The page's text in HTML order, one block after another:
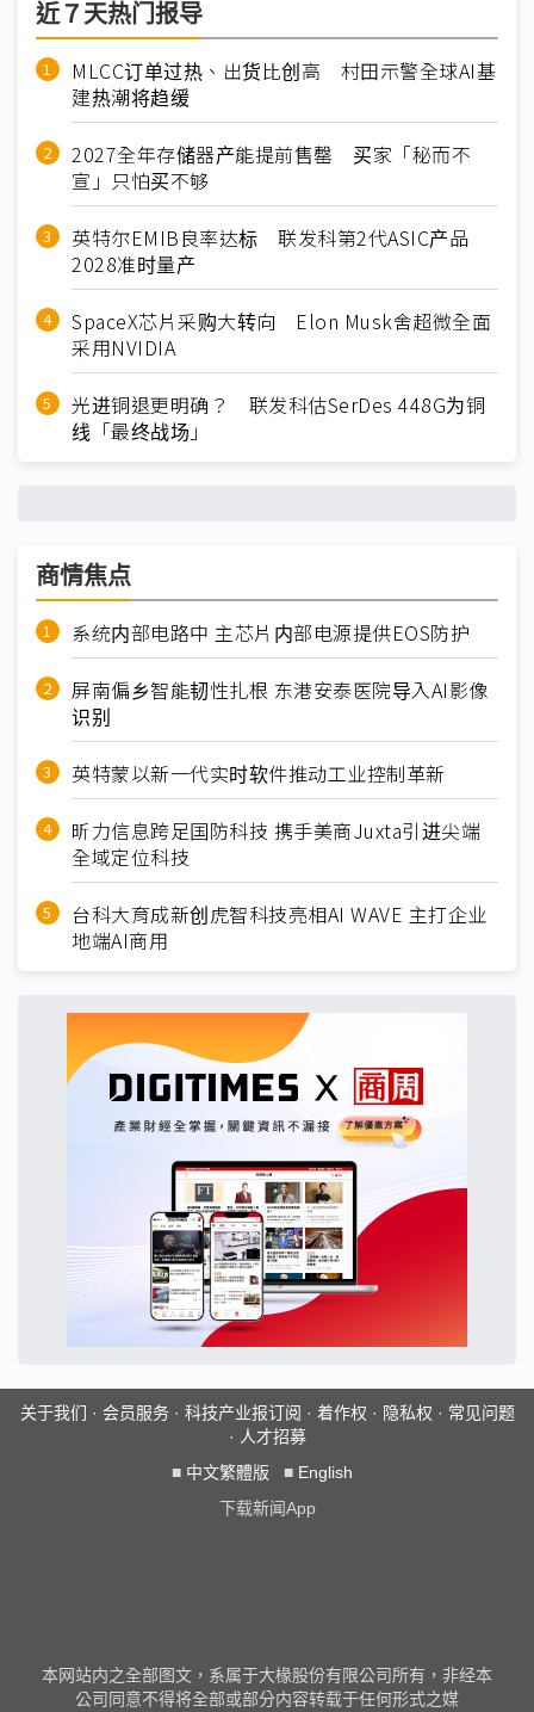
近７天热门报导
MLCC订单过热、出货比创高 村田示警全球AI基
建热潮将趋缓
2027全年存储器产能提前售罄 买家「秘而不
宣」只怕买不够
英特尔EMIB良率达标 联发科第2代ASIC产品
2028准时量产
SpaceX芯片采购大转向 Elon Musk舍超微全面
采用NVIDIA
光进铜退更明确？ 联发科估SerDes 448G为铜
线「最终战场」
商情焦点
系统内部电路中 主芯片内部电源提供EOS防护
屏南偏乡智能韧性扎根 东港安泰医院导入AI影像
识别
英特蒙以新一代实时软件推动工业控制革新
昕力信息跨足国防科技 携手美商Juxta引进尖端
全域定位科技
台科大育成新创虎智科技亮相AI WAVE 主打企业
地端AI商用
关于我们 · 会员服务· 科技产业报订阅 · 着作权 · 隐私权 · 常见问题
· 人才招募
■ 中文繁體版 ■ English
下载新闻App
本网站内之全部图文，系属于大椽股份有限公司所有，非经本
公司同意不得将全部或部分内容转载于任何形式之媒